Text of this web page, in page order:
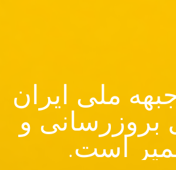
ملی ایران
بروزرسانی و
است.